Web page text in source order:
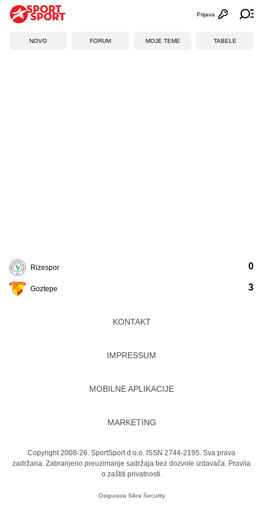
Otvori
Prijava
NOVO FORUM MOJE TEME TABELE
Rizespor
Goztepe
0
3
KONTAKT
IMPRESSUM
MOBILNE APLIKACIJE
MARKETING
Copyright 2008-26. SportSport d.o.o. ISSN 2744-2195. Sva prava
zadržana. Zabranjeno preuzimanje sadržaja bez dozvole izdavača. Pravila
o zaštiti privatnosti.
Osigurava Sikra Security